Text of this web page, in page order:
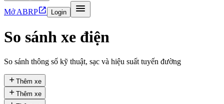
Mở ABRP Login 
So sánh xe điện
So sánh thông số kỹ thuật, sạc và hiệu suất tuyến đường
 Thêm xe
 Thêm xe